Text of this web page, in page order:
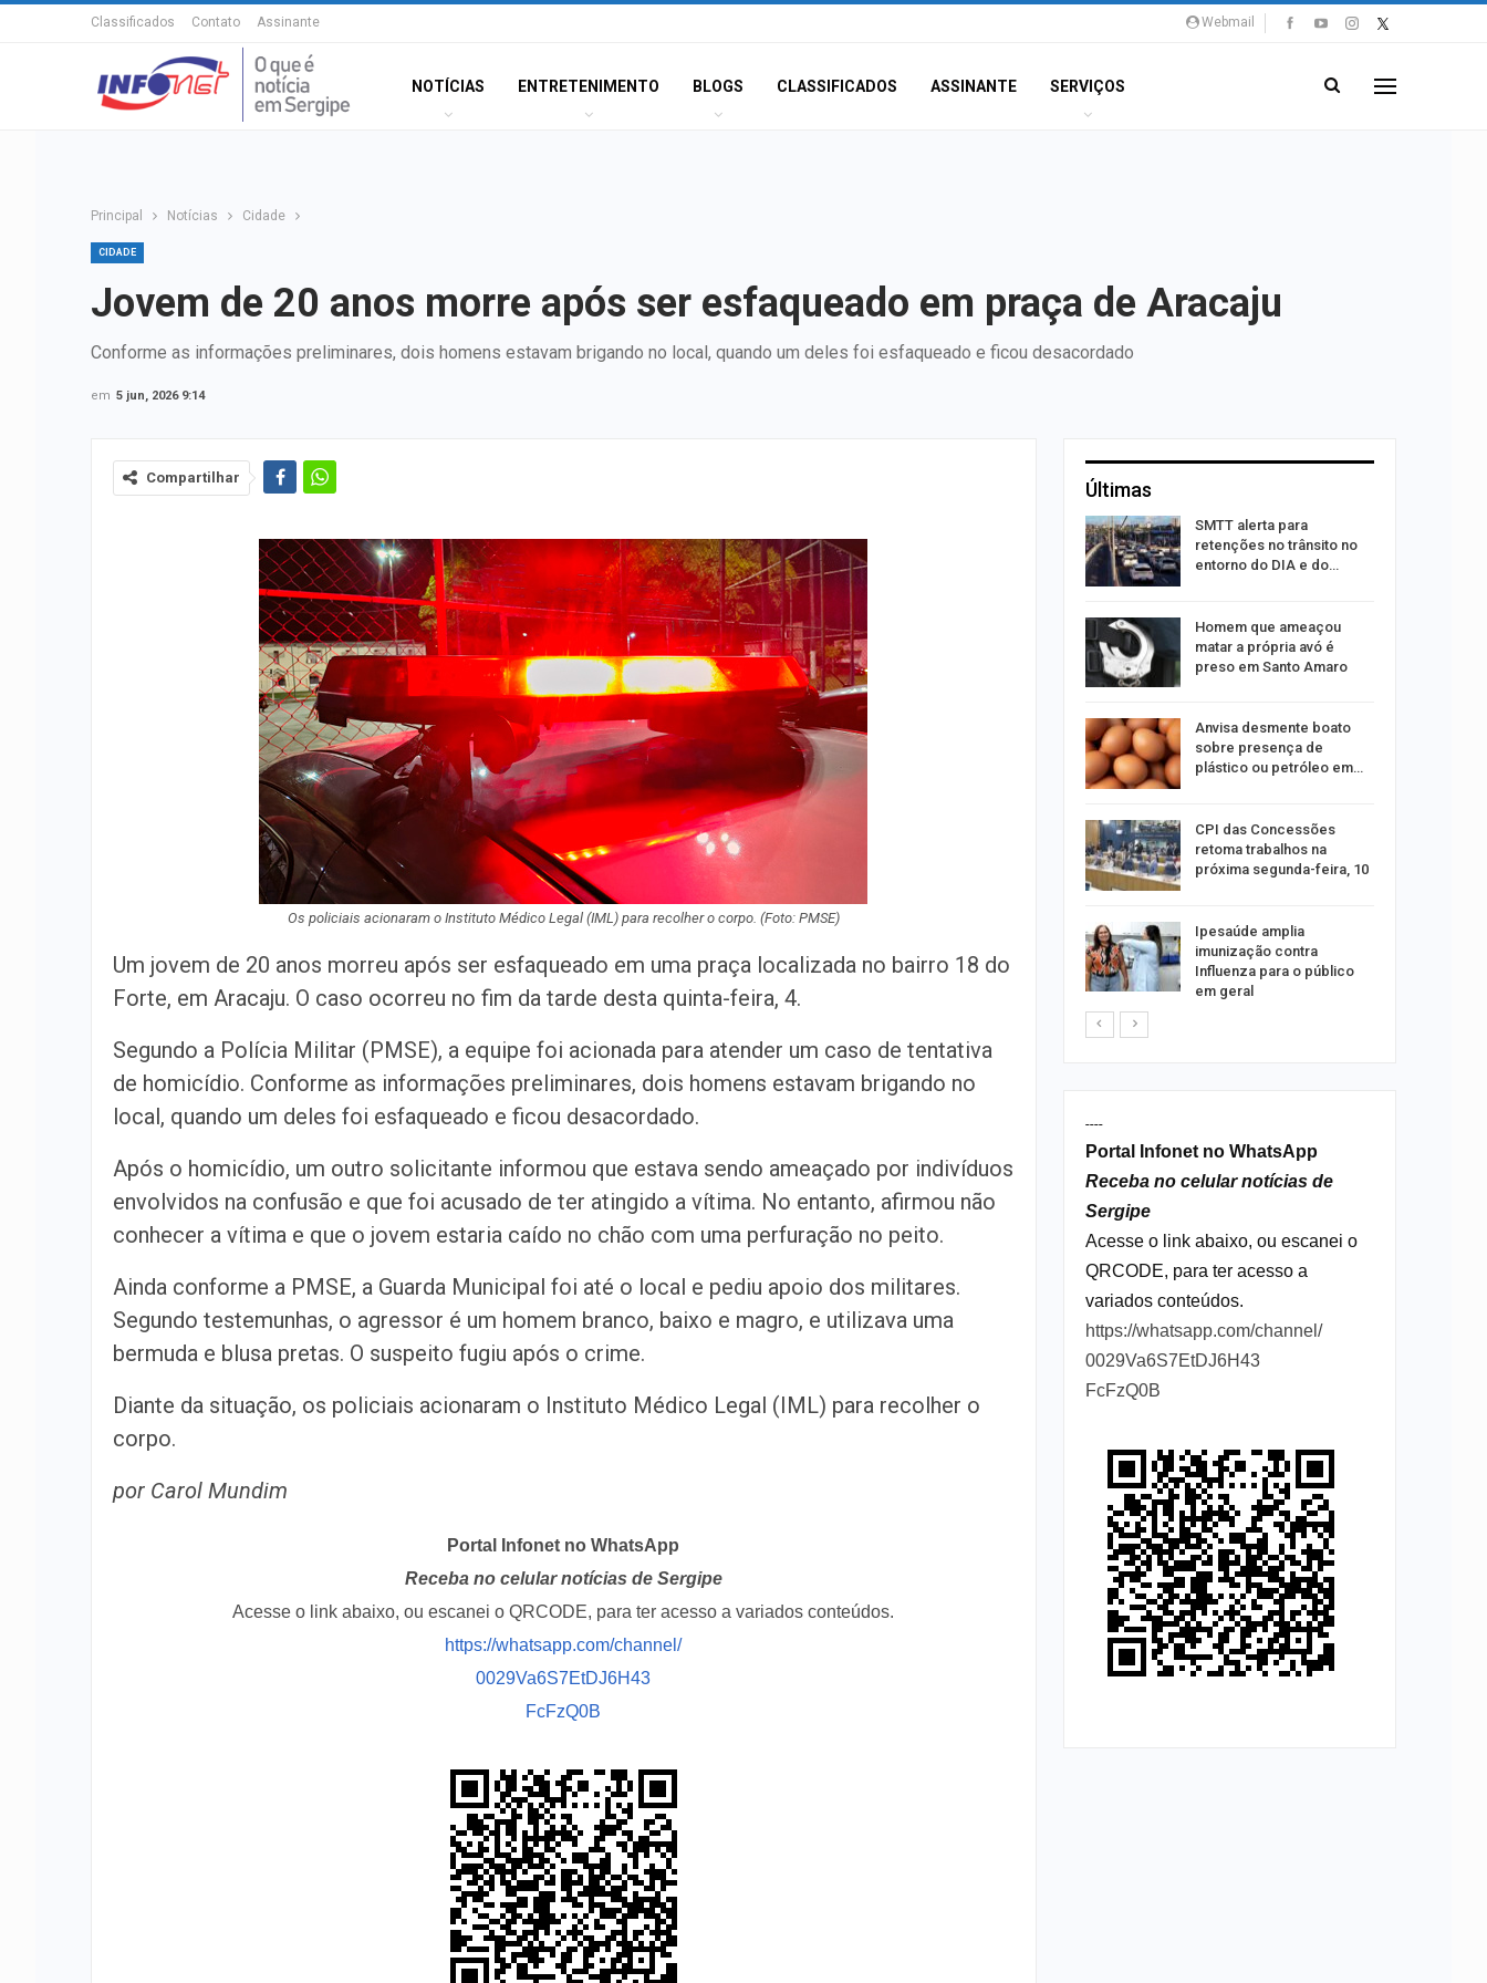
Webmail
Classificados Contato Assinante
NOTÍCIAS ENTRETENIMENTO BLOGS CLASSIFICADOS ASSINANTE SERVIÇOS
Principal Notícias Cidade
CIDADE
Jovem de 20 anos morre após ser esfaqueado em praça de Aracaju
Conforme as informações preliminares, dois homens estavam brigando no local, quando um deles foi esfaqueado e ficou desacordado
em 5 jun, 2026 9:14
Compartilhar
Os policiais acionaram o Instituto Médico Legal (IML) para recolher o corpo. (Foto: PMSE)
Um jovem de 20 anos morreu após ser esfaqueado em uma praça localizada no bairro 18 do
Forte, em Aracaju. O caso ocorreu no fim da tarde desta quinta-feira, 4.
Segundo a Polícia Militar (PMSE), a equipe foi acionada para atender um caso de tentativa
de homicídio. Conforme as informações preliminares, dois homens estavam brigando no
local, quando um deles foi esfaqueado e ficou desacordado.
Após o homicídio, um outro solicitante informou que estava sendo ameaçado por indivíduos
envolvidos na confusão e que foi acusado de ter atingido a vítima. No entanto, afirmou não
conhecer a vítima e que o jovem estaria caído no chão com uma perfuração no peito.
Ainda conforme a PMSE, a Guarda Municipal foi até o local e pediu apoio dos militares.
Segundo testemunhas, o agressor é um homem branco, baixo e magro, e utilizava uma
bermuda e blusa pretas. O suspeito fugiu após o crime.
Diante da situação, os policiais acionaram o Instituto Médico Legal (IML) para recolher o
corpo.
por Carol Mundim
Portal Infonet no WhatsApp
Receba no celular notícias de Sergipe
Acesse o link abaixo, ou escanei o QRCODE, para ter acesso a variados conteúdos.
https://whatsapp.com/channel/
0029Va6S7EtDJ6H43
FcFzQ0B
Últimas
registro de arma de…
SMTT alerta para
retenções no trânsito no
entorno do DIA e do…
Homem que ameaçou
matar a própria avó é
preso em Santo Amaro
Anvisa desmente boato
sobre presença de
plástico ou petróleo em…
CPI das Concessões
retoma trabalhos na
próxima segunda-feira, 10
Ipesaúde amplia
imunização contra
Influenza para o público
em geral
----
Portal Infonet no WhatsApp
Receba no celular notícias de
Sergipe
Acesse o link abaixo, ou escanei o
QRCODE, para ter acesso a
variados conteúdos.
https://whatsapp.com/channel/
0029Va6S7EtDJ6H43
FcFzQ0B